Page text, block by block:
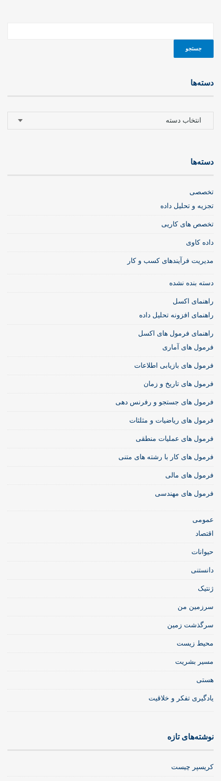
دسته‌ها
دسته‌ها
تخصصی
تجزیه و تحلیل داده
تخصص های کاریی
داده کاوی
مدیریت فرآیندهای کسب و کار
دسته بنده نشده
راهنمای اکسل
راهنمای افزونه تحلیل داده
راهنمای فرمول های اکسل
فرمول های آماری
فرمول های بازیابی اطلاعات
فرمول های تاریخ و زمان
فرمول های جستجو و رفرنس دهی
فرمول های ریاضیات و مثلثات
فرمول های عملیات منطقی
فرمول های کار با رشته های متنی
فرمول های مالی
فرمول های مهندسی
عمومی
اقتصاد
حیوانات
دانستنی
ژنتیک
سرزمین من
سرگذشت زمین
محیط زیست
مسیر بشریت
هستی
یادگیری تفکر و خلاقیت
نوشته‌های تازه
کریسپر چیست